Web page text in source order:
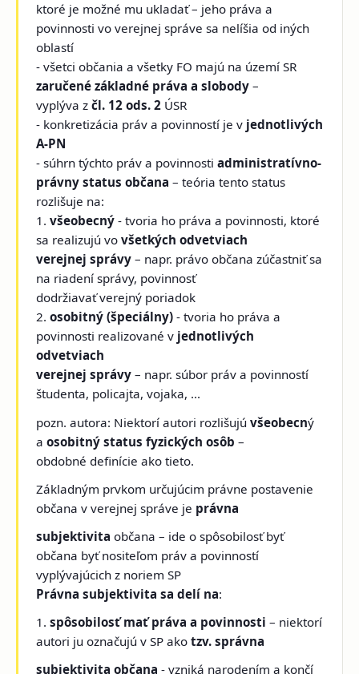
ktoré je možné mu ukladať – jeho práva a
povinnosti vo verejnej správe sa nelíšia od iných
oblastí
- všetci občania a všetky FO majú na území SR
zaručené základné práva a slobody –
vyplýva zčl. 12 ods. 2 ÚSR
- konkretizácia práv a povinností je v jednotlivých
A-PN
- súhrn týchto práv a povinnostiadministratívno-
právny status občana– teória tento status
rozlišuje na:
1.všeobecný - tvoria ho práva a povinnosti, ktoré
sa realizujú vovšetkých odvetviach
verejnej správy – napr. právo občana zúčastniť sa
na riadení správy, povinnosť
dodržiavať verejný poriadok
2.osobitný (špeciálny) - tvoria ho práva a
povinnosti realizované v jednotlivých
odvetviach
verejnej správy – napr. súbor práv a povinností
študenta, policajta, vojaka, ...
pozn. autora: Niektorí autori rozlišujúvšeobecný
aosobitný status fyzických osôb –
obdobné definície ako tieto.
Základným prvkom určujúcim právne postavenie
občana v verejnej správe je právna
subjektivita občana – ide o spôsobilosť byť
občana byť nositeľom práv a povinností
vyplývajúcich z noriem SP
Právna subjektivita sa delí na:
1.spôsobilosť mať práva a povinnosti – niektorí
autori ju označujú v SP akotzv. správna
subjektivita občana - vzniká narodením a končí